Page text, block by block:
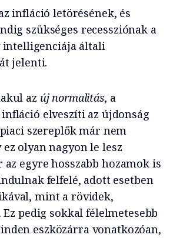
infláció letörésének, és
szükséges recessziónak a
általi
jelenti.
az új normalitás, a
elveszíti az újdonság
piaci szereplők már nem
olyan nagyon le lesz
egyre hosszabb hozamok is
felfelé, adott esetben
mint a rövidek,
pedig sokkal félelmetesebb
eszközárra vonatkozóan,